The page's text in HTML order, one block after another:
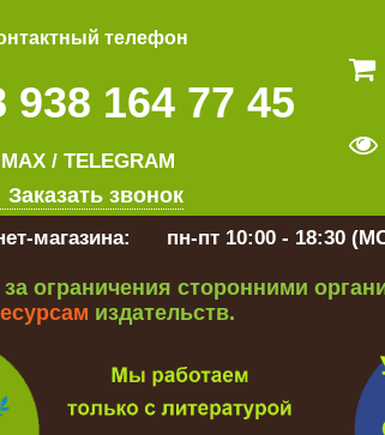
телефон
938 164 77 45
/ TELEGRAM
Заказать звонок
магазина: пн-пт 10:00 - 18:30
ограничения сторонними
издательств.